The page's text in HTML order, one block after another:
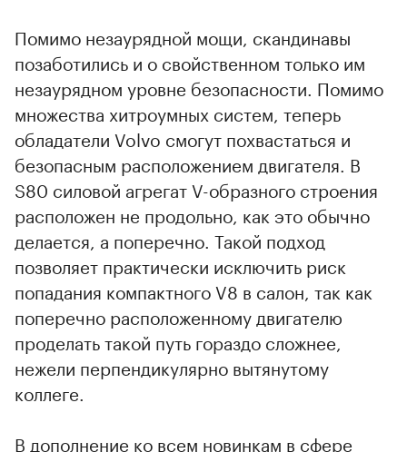
Помимо незаурядной мощи, скандинавы
позаботились и о свойственном только им
незаурядном уровне безопасности. Помимо
множества хитроумных систем, теперь
обладатели Volvo смогут похвастаться и
безопасным расположением двигателя. В
S80 силовой агрегат V-образного строения
расположен не продольно, как это обычно
делается, а поперечно. Такой подход
позволяет практически исключить риск
попадания компактного V8 в салон, так как
поперечно расположенному двигателю
проделать такой путь гораздо сложнее,
нежели перпендикулярно вытянутому
коллеге.
В дополнение ко всем новинкам в сфере